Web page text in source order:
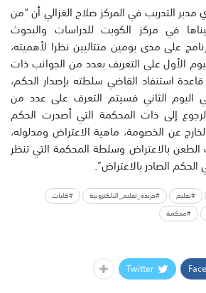
مدير التدريب في المركز صلاح الغزالي أن “من
في مركز الكويت للدراسات والبحوث
على مدى يومين متتاليين نظرا لأهميته،
الأول على التعريف بعدد من الجوانب ذات
استنفاد القاضي سلطته بإصدار الحكم،
اليوم الثاني فسيتم التعرف على عدد من
إلى ذات المحكمة التي أصدرت الحكم
عن الخصومة، ماهية الاعتراض ومدلوله،
بالاعتراض وسلطة المحكمة التي تنظر
الصادر بالاعتراض”.
#تعليم #جريدة_تعليم_الالكترونية
#كليات
#محكمة
Twitter